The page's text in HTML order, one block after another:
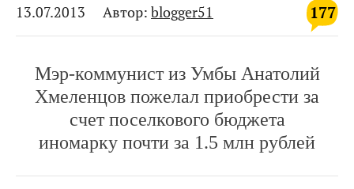
177
13.07.2013 Автор: blogger51
Мэр-коммунист из Умбы Анатолий
Хмеленцов пожелал приобрести за
счет поселкового бюджета
иномарку почти за 1.5 млн рублей